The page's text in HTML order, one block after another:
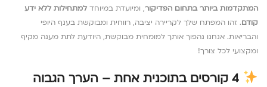
המתקדמות ביותר בתחום הפדיקור, ומיועדת במיוחד למתחילות ללא ידע
קודם. זהו המפתח שלך לקריירה יציבה, רווחית ומבוקשת בענף היופי
והבריאות. אנחנו נהפוך אותך למומחית מבוקשת, היודעת לתת מענה מקיף
ומקצועי לכל צורך!
4 קורסים בתוכנית אחת – הערך הגבוה